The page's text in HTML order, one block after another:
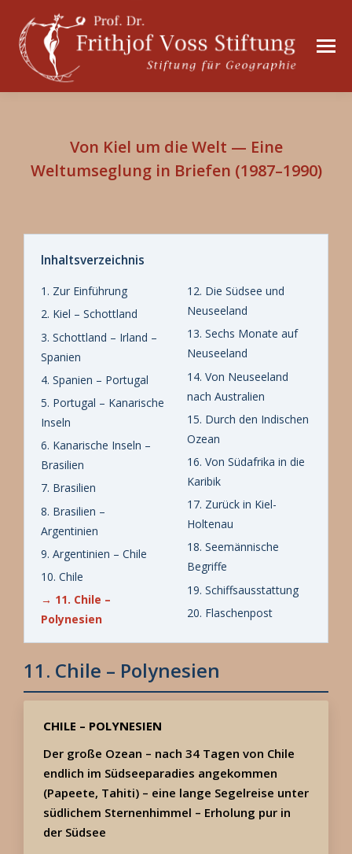
Von Kiel um die Welt — Eine
Weltumseglung in Briefen (1987–1990)
Inhaltsverzeichnis
1. Zur Einführung
2. Kiel – Schottland
3. Schottland – Irland –
Spanien
4. Spanien – Portugal
5. Portugal – Kanarische
Inseln
6. Kanarische Inseln –
Brasilien
7. Brasilien
8. Brasilien –
Argentinien
9. Argentinien – Chile
10. Chile
→ 11. Chile –
Polynesien
12. Die Südsee und
Neuseeland
13. Sechs Monate auf
Neuseeland
14. Von Neuseeland
nach Australien
15. Durch den Indischen
Ozean
16. Von Südafrika in die
Karibik
17. Zurück in Kiel-
Holtenau
18. Seemännische
Begriffe
19. Schiffsausstattung
20. Flaschenpost
11. Chile – Polynesien
CHILE – POLYNESIEN
Der große Ozean – nach 34 Tagen von Chile
endlich im Südseeparadies angekommen
(Papeete, Tahiti) – eine lange Segelreise unter
südlichem Sternenhimmel – Erholung pur in
der Südsee